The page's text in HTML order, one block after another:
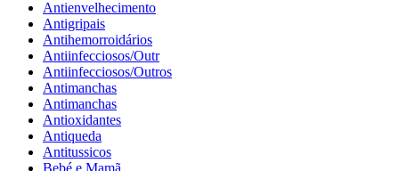
Antienvelhecimento
Antigripais
Antihemorroidários
Antiinfecciosos/Outr
Antiinfecciosos/Outros
Antimanchas
Antimanchas
Antioxidantes
Antiqueda
Antitussicos
Bebé e Mamã